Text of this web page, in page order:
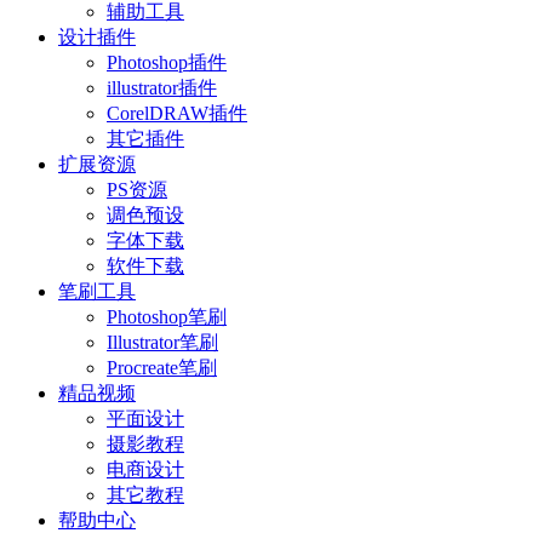
辅助工具
设计插件
Photoshop插件
illustrator插件
CorelDRAW插件
其它插件
扩展资源
PS资源
调色预设
字体下载
软件下载
笔刷工具
Photoshop笔刷
Illustrator笔刷
Procreate笔刷
精品视频
平面设计
摄影教程
电商设计
其它教程
帮助中心